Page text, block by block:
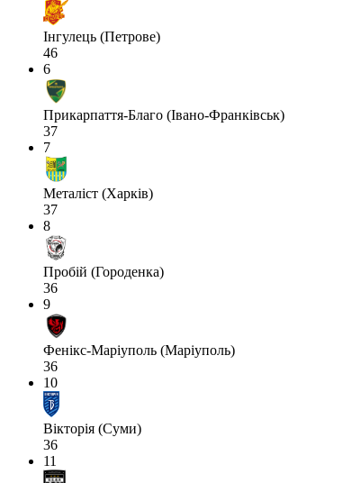
Інгулець (Петрове)
46
6
Прикарпаття-Благо (Івано-Франківськ)
37
7
Металіст (Харків)
37
8
Пробій (Городенка)
36
9
Фенікс-Маріуполь (Маріуполь)
36
10
Вікторія (Суми)
36
11